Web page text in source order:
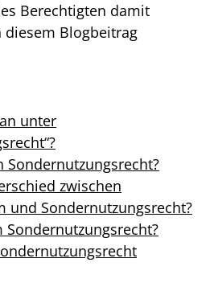
Berechtigten damit
Blogbeitrag
unter
“?
Sondernutzungsrecht?
zwischen
und Sondernutzungsrecht?
Sondernutzungsrecht?